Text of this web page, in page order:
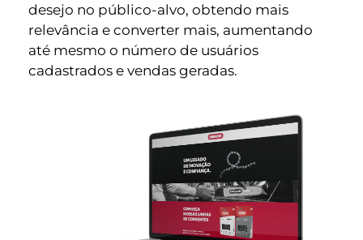
desejo no público-alvo, obtendo mais
relevância e converter mais, aumentando
até mesmo o número de usuários
cadastrados e vendas geradas.